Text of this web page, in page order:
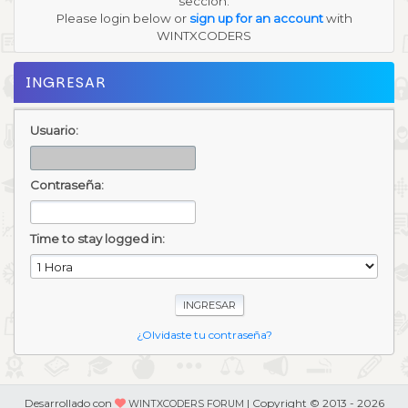
Please login below or sign up for an accountwith
WINTXCODERS
INGRESAR
Usuario:
Contraseña:
Time to stay logged in:
¿Olvidaste tu contraseña?
Desarrollado con WINTXCODERS FORUM | Copyright © 2013 - 2026